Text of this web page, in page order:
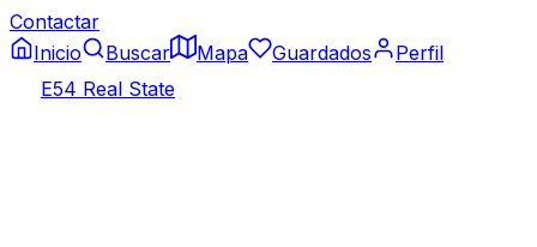
Contactar
Inicio
Buscar Mapa Guardados
Perfil
E54 Real State